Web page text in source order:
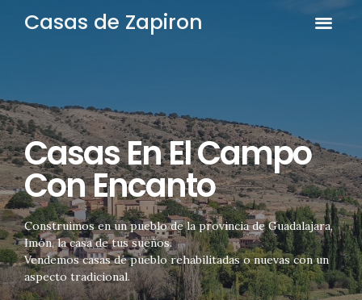
Casas de Zapiron
Casas En El Campo
Con Encanto
Construimos en un pueblo de la provincia de Guadalajara,
Imón, la casa de tus sueños.
Vendemos casas de pueblo rehabilitadas o nuevas con un
aspecto tradicional.